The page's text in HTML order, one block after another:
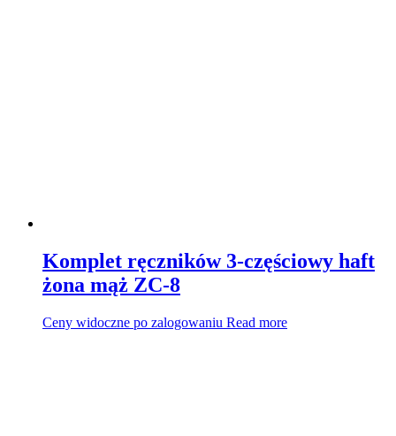
Komplet ręczników 3-częściowy haft
żona mąż ZC-8
Ceny widoczne po zalogowaniu Read more